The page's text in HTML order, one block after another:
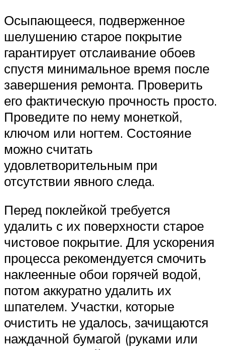
Осыпающееся, подверженное
шелушению старое покрытие
гарантирует отслаивание обоев
спустя минимальное время после
завершения ремонта. Проверить
его фактическую прочность просто.
Проведите по нему монеткой,
ключом или ногтем. Состояние
можно считать
удовлетворительным при
отсутствии явного следа.
Перед поклейкой требуется
удалить с их поверхности старое
чистовое покрытие. Для ускорения
процесса рекомендуется смочить
наклеенные обои горячей водой,
потом аккуратно удалить их
шпателем. Участки, которые
очистить не удалось, зачищаются
наждачной бумагой (руками или